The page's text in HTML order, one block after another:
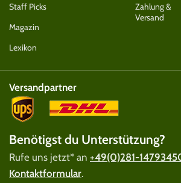
Staff Picks
Magazin
Lexikon
Zahlung &
Versand
Versandpartner
Benötigst du Unterstützung?
Rufe uns jetzt* an +49(0)281-
Kontaktformular.